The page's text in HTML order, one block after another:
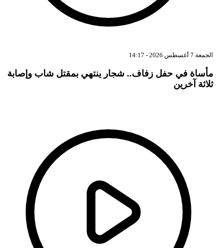
الجمعة 7 أغسطس 2026 - 14:17
مأساة في حفل زفاف.. شجار ينتهي بمقتل شاب وإصابة
ثلاثة آخرين